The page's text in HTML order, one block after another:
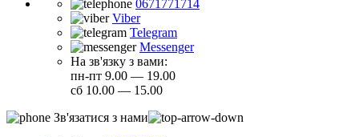
0671771714
Viber
Telegram
Messenger
На зв'язку з вами:
пн-пт 9.00 — 19.00
сб 10.00 — 15.00
Зв'язатися з нами